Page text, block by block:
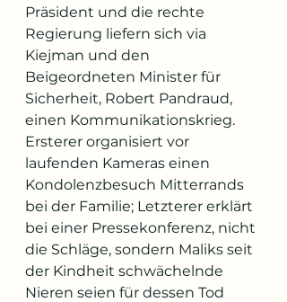
Präsident und die rechte
Regierung liefern sich via
Kiejman und den
Beigeordneten Minister für
Sicherheit, Robert Pandraud,
einen Kommunikationskrieg.
Ersterer organisiert vor
laufenden Kameras einen
Kondolenzbesuch Mitterrands
bei der Familie; Letzterer erklärt
bei einer Pressekonferenz, nicht
die Schläge, sondern Maliks seit
der Kindheit schwächelnde
Nieren seien für dessen Tod